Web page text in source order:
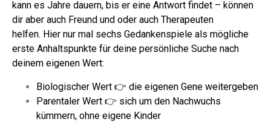
kann es Jahre dauern, bis er eine Antwort findet – können
dir aber auch Freund und oder auch Therapeuten
helfen. Hier nur mal sechs Gedankenspiele als mögliche
erste Anhaltspunkte für deine persönliche Suche nach
deinem eigenen Wert:
Biologischer Wert 👉 die eigenen Gene weitergeben
Parentaler Wert 👉 sich um den Nachwuchs
kümmern, ohne eigene Kinder